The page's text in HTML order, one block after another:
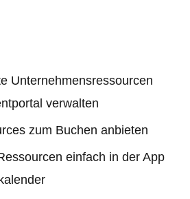
Unternehmensressourcen
verwalten
zum Buchen anbieten
einfach in der App